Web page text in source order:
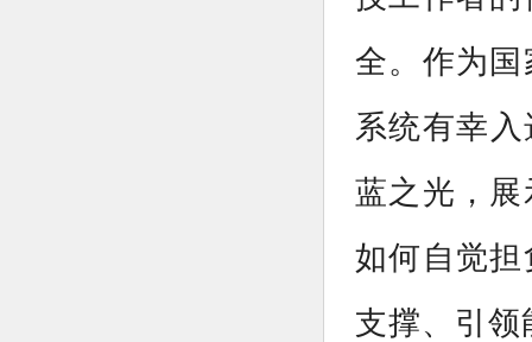
全。作为
系统有幸
蓝之光，
如何自觉
支撑、引